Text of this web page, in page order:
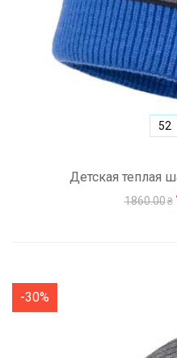
Детская теплая
1860.00
52
-30%